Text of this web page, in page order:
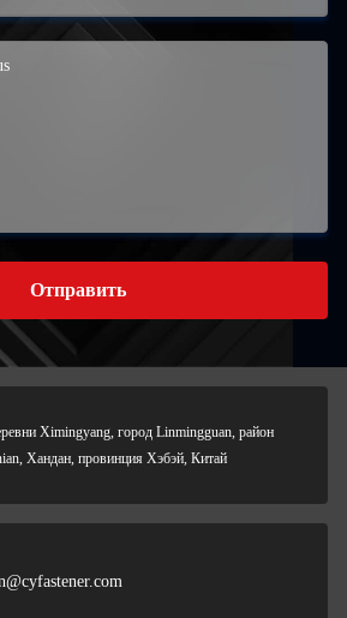
Отправить
Ximingyang, город Linmingguan, район
Хандан, провинция Хэбэй, Китай